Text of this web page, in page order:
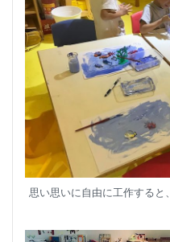
思い思いに自由に工作する